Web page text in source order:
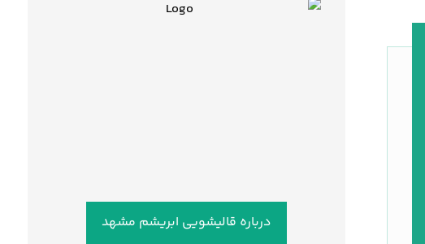
درباره قالیشویی ابریشم مشهد